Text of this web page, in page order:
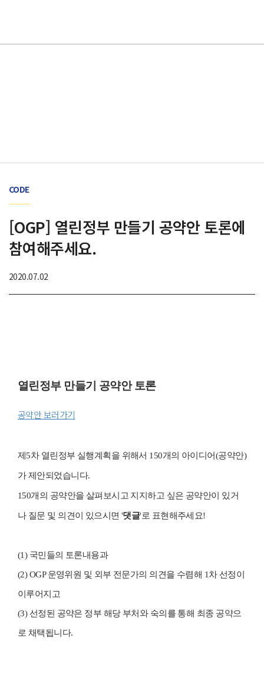
CODE
[OGP] 열린정부 만들기 공약안 토론에
참여해주세요.
작
2020.07.02
열린정부 만들기 공약안 토론
공약안 보러가기
제5차 열린정부 실행계획을 위해서 150개의 아이디어(공약안)
가 제안되었습니다.
150개의 공약안을 살펴보시고 지지하고 싶은 공약안이 있거
나 질문 및 의견이 있으시면 '댓글'로 표현해주세요!
(1) 국민들의 토론내용과
(2) OGP 운영위원 및 외부 전문가의 의견을 수렴해 1차 선정이
이루어지고
(3) 선정된 공약은 정부 해당 부처와 숙의를 통해 최종 공약으
로 채택됩니다.